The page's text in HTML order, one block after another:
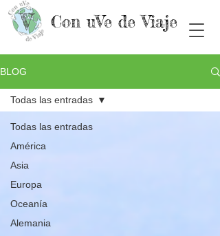
Con uVe de Viaje
BLOG
Todas las entradas
América
Asia
Europa
Oceanía
Alemania
Todas las entradas